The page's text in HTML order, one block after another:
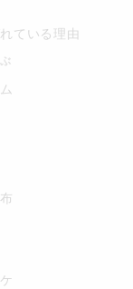
ている理由